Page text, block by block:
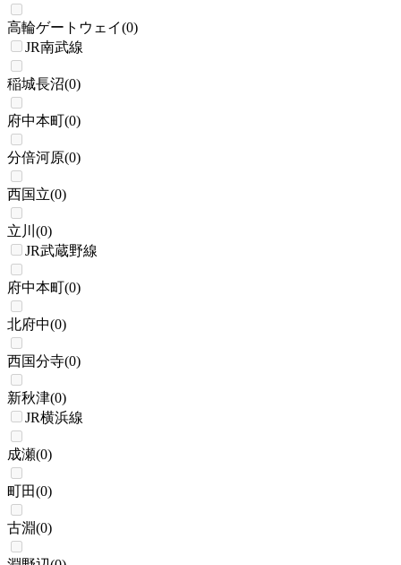
高輪ゲートウェイ(0)
JR南武線
稲城長沼(0)
府中本町(0)
分倍河原(0)
西国立(0)
立川 (0)
JR武蔵野線
府中本町(0)
北府中(0)
西国分寺(0)
新秋津(0)
JR横浜線
成瀬(0)
町田(0)
古淵(0)